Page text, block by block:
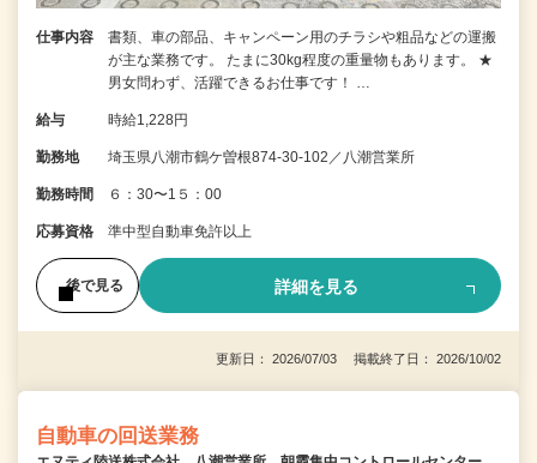
仕事内容
書類、車の部品、キャンペーン用のチラシや粗品などの運搬
が主な業務です。 たまに30kg程度の重量物もあります。 ★
男女問わず、活躍できるお仕事です！ …
給与 時給1,228円
勤務地 埼玉県八潮市鶴ケ曽根874-30-102／八潮営業所
勤務時間 ６：30〜1５：00
応募資格 準中型自動車免許以上
後で見る 詳細を見る
更新日： 2026/07/03 掲載終了日： 2026/10/02
自動車の回送業務